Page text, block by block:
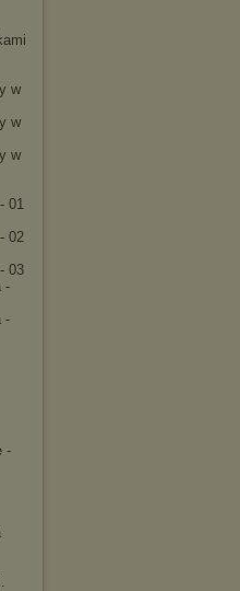
w
w
w
01
02
03
-
-
-